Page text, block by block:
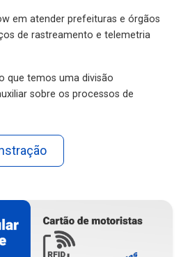
em atender prefeituras e órgãos
de rastreamento e telemetria
que temos uma divisão
sobre os processos de